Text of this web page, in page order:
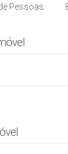
cancha
Pessoas: